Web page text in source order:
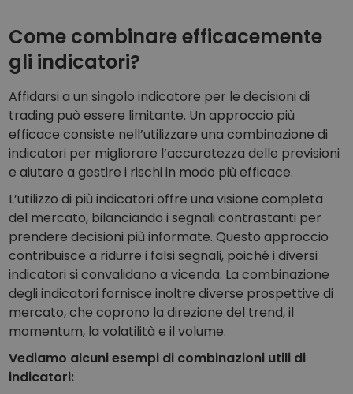
Come combinare efficacemente
gli indicatori?
Affidarsi a un singolo indicatore per le decisioni di
trading può essere limitante. Un approccio più
efficace consiste nell’utilizzare una combinazione di
indicatori per migliorare l’accuratezza delle previsioni
e aiutare a gestire i rischi in modo più efficace.
L’utilizzo di più indicatori offre una visione completa
del mercato, bilanciando i segnali contrastanti per
prendere decisioni più informate. Questo approccio
contribuisce a ridurre i falsi segnali, poiché i diversi
indicatori si convalidano a vicenda. La combinazione
degli indicatori fornisce inoltre diverse prospettive di
mercato, che coprono la direzione del trend, il
momentum, la volatilità e il volume.
Vediamo alcuni esempi di combinazioni utili di
indicatori: